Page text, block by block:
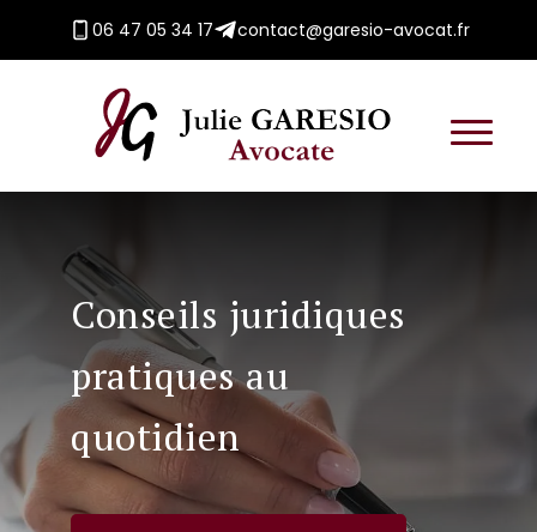
06 47 05 34 17 contact@garesio-avocat.fr
Conseils juridiques
pratiques au
quotidien